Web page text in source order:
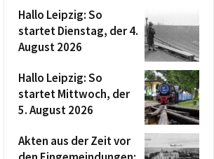
Hallo Leipzig: So
startet Dienstag, der 4.
August 2026
Hallo Leipzig: So
startet Mittwoch, der
5. August 2026
Akten aus der Zeit vor